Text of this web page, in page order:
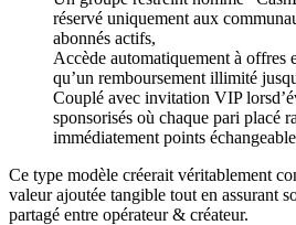
réservé uniquement aux
abonnés actifs,
Accède automatiquement à​ offres
qu’un remboursement illimité
Couplé avec invitation VIP
sponsorisés où chaque pari placé
immédiatement points
Ce type modèle créerait véritablement
valeur ajoutée tangible tout en assurant
partagé entre opérateur & créateur.